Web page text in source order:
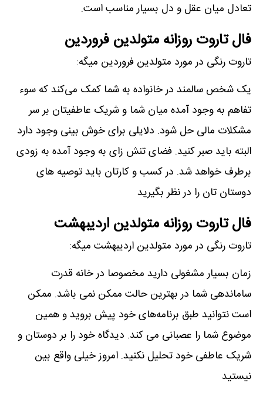
تعادل میان عقل و دل بسیار مناسب است.
فال تاروت روزانه متولدین فروردین
تاروت رنگی در مورد متولدین فروردین میگه:
یک شخص سالمند در خانواده به شما کمک می‌کند که سوء
تفاهم به وجود آمده میان شما و شریک عاطفیتان بر سر
مشکلات مالی حل شود. دلایلی برای خوش بینی وجود دارد
البته باید صبر کنید. فضای تنش زای به وجود آمده به زودی
برطرف خواهد شد. در کسب و کارتان باید توصیه های
دوستان تان را در نظر بگیرید
فال تاروت روزانه متولدین اردیبهشت
تاروت رنگی در مورد متولدین اردیبهشت میگه:
زمان بسیار مشغولی دارید مخصوصا در خانه قدرت
ساماندهی شما در بهترین حالت ممکن نمی باشد. ممکن
است نتوانید طبق برنامه‌های خود پیش بروید و همین
موضوع شما را عصبانی می کند. دیدگاه خود را بر دوستان و
شریک عاطفی خود تحلیل نکنید. امروز خیلی واقع بین
نیستید